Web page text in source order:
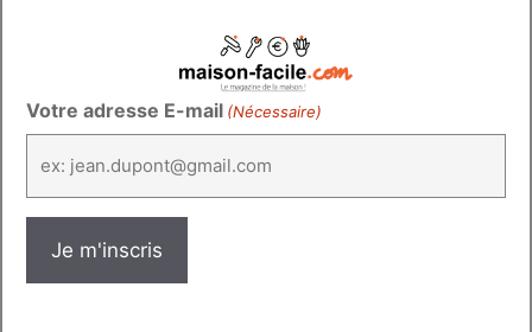
Votre adresse E-mail (Nécessaire)